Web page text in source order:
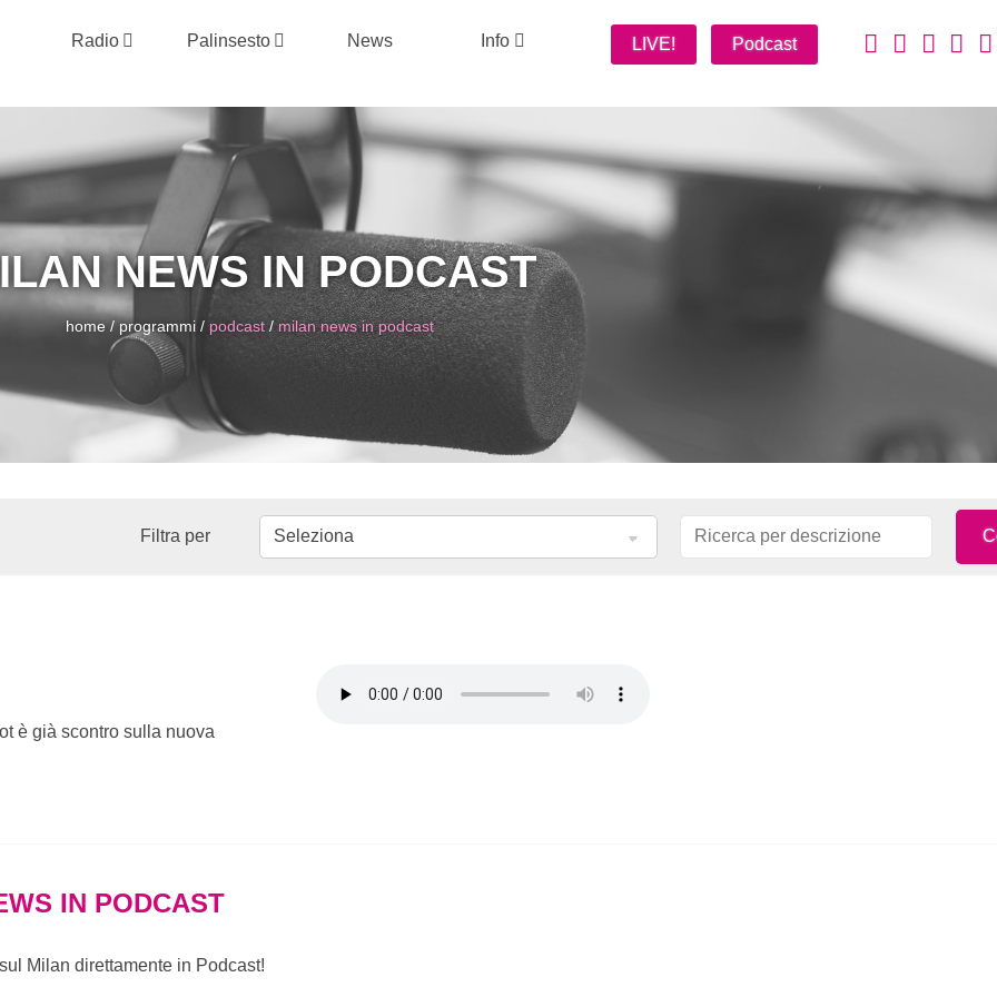
Radio Palinsesto News Info LIVE! Podcast
NEWS IN PODCAST
home/programmi/ podcast/ milan news in podcast
Filtra per
è già scontro sulla nuova
IN PODCAST
Milan direttamente in Podcast!